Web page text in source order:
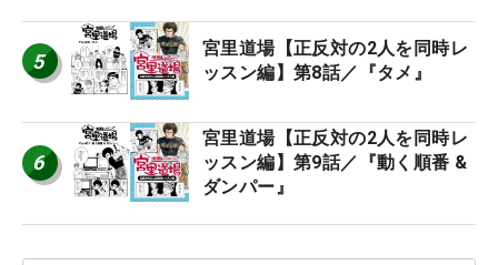
5
宮里道場【正反対の2人を同時レ
ッスン編】第8話／『タメ』
6
宮里道場【正反対の2人を同時レ
ッスン編】第9話／『動く順番 &
ダンパー』